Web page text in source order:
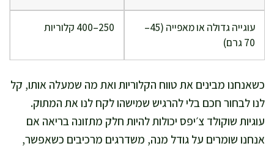
עוגייה גדולה או מאפייה (45–
70 גרם)
250–400 קלוריות
כשאנחנו מבינים את טווח הקלוריות ואת מה שמעלה אותו, קל
לנו לבחור חכם בלי להרגיש שמישהו לקח לנו את המתוק.
עוגיות שוקולד צ׳יפס יכולות להיות חלק מתזונה בריאה אם
אנחנו שומרים על גודל מנה, משדרגים מרכיבים כשאפשר,